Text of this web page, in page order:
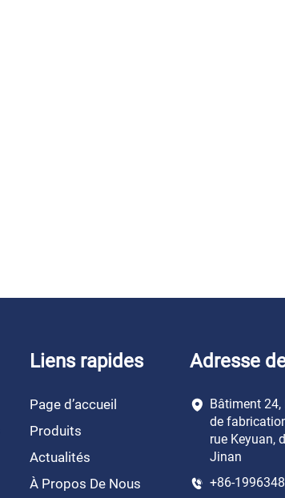
Liens rapides
Page d’accueil
Produits
Actualités
À Propos De Nous
Adresse
Bâtiment
de
rue Keyuan,
Jinan
+86-